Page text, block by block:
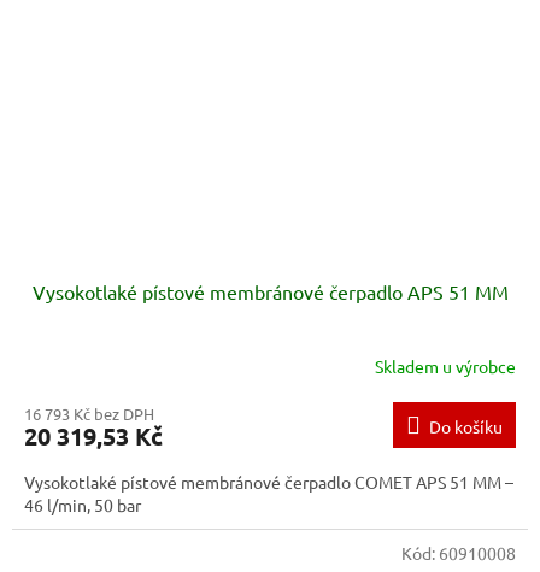
Vysokotlaké pístové membránové čerpadlo APS 51 MM
Skladem u výrobce
16 793 Kč bez DPH
20 319,53 Kč Do košíku
Vysokotlaké pístové membránové čerpadlo COMET APS 51 MM –
46 l/min, 50 bar
Kód: 60910008